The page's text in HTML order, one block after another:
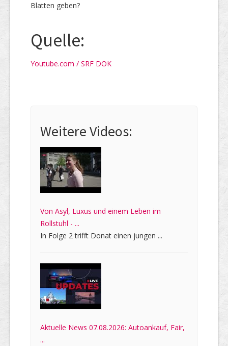
Blatten geben?
Quelle:
Youtube.com / SRF DOK
Weitere Videos:
Von Asyl, Luxus und einem Leben im
Rollstuhl - ...
In Folge 2 trifft Donat einen jungen ...
Aktuelle News 07.08.2026: Autoankauf, Fair,
...